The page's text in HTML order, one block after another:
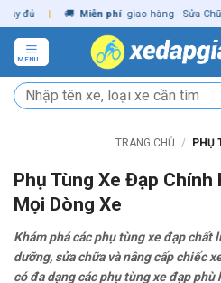
Skip
to
content
| 🚚 Miễn phí giao hàng - Sửa Chữa
MENU
Tìm
kiếm:
TRANG CHỦ / PHỤ
Phụ Tùng Xe Đạp Chính
Mọi Dòng Xe
Khám phá các phụ tùng xe đạp chất
dưỡng, sửa chữa và nâng cấp chiếc
có đa dạng các phụ tùng xe đạp